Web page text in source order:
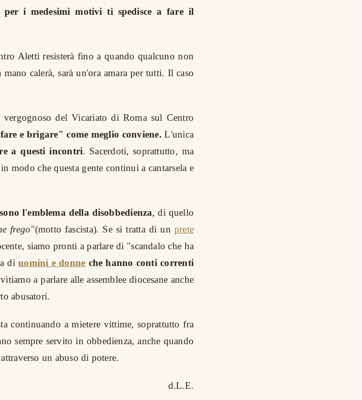
i medesimi motivi ti spedisce a fare il
Aletti resisterà fino a quando qualcuno non
calerà, sarà un'ora amara per tutti. Il caso
vergognoso del Vicariato di Roma sul Centro
e brigare" come meglio conviene. L'unica
a questi incontri. Sacerdoti, soprattutto, ma
modo che questa gente continui a cantarsela e
l'emblema della disobbedienza, di quello
frego"(motto fascista). Se si tratta di un prete
siamo pronti a parlare di "scandalo che ha
di uomini e donne che hanno conti correnti
a parlare alle assemblee diocesane anche
abusatori.
continuando a mietere vittime, soprattutto fra
sempre servito in obbedienza, anche quando
un abuso di potere.
d.L.E.